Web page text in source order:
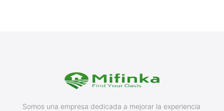
Somos una empresa dedicada a mejorar la experiencia